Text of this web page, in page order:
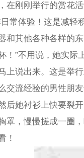
在刚刚举行的赏花
常体验！这是减轻
和其他各种各样的
！”不用说，她实
上说出来。这是举
交流经验的男性朋
后她衬衫上快要裂
罩，慢慢搓成一圈
！